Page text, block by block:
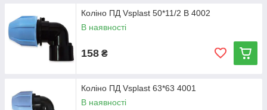
Коліно ПД Vsplast 50*11/2 В 4002
В наявності
158 ₴
Коліно ПД Vsplast 63*63 4001
В наявності